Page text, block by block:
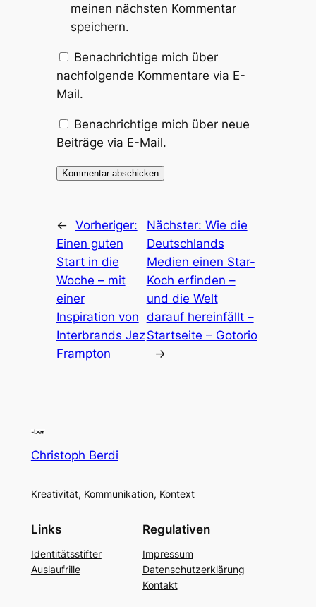
meinen nächsten Kommentar
speichern.
Benachrichtige mich über
nachfolgende Kommentare via E-
Mail.
Benachrichtige mich über neue
Beiträge via E-Mail.
← Vorheriger:
Einen guten
Start in die
Woche – mit
einer
Inspiration von
Interbrands Jez
Frampton
Nächster: Wie die
Deutschlands
Medien einen Star-
Koch erfinden –
und die Welt
darauf hereinfällt –
Startseite – Gotorio
→
Christoph Berdi
Kreativität, Kommunikation, Kontext
Links
Identitätsstifter
Auslaufrille
Regulativen
Impressum
Datenschutzerklärung
Kontakt